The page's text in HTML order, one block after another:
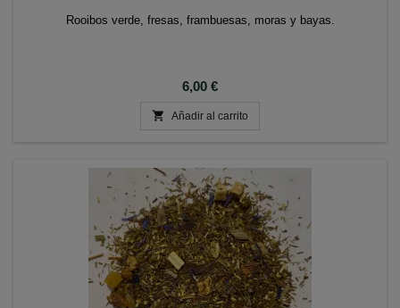
Rooibos verde, fresas, frambuesas, moras y bayas.
Precio
6,00 €
 Añadir al carrito